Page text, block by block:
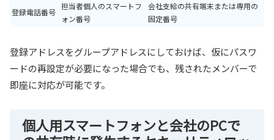
登録電話番号
担当者個人のスマートフ
ォン番号
会社支給の共有端末または専用の
固定番号
登録アドレスをグループアドレスにしておけば、仮にパスワ
ードの再設定が必要になった場合でも、残されたメンバーで
即座に対応が可能です。
個人用スマートフォンと会社のPCで